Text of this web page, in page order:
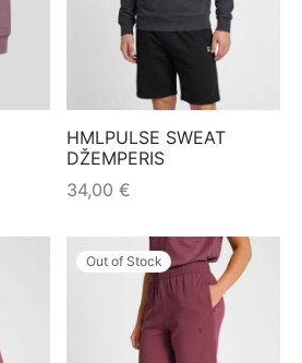
HMLPULSE SWEAT
DŽEMPERIS
34,00 €
Out of Stock